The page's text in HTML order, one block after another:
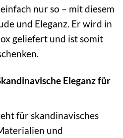
nur so – mit diesem
und Eleganz. Er wird in
geliefert und ist somit
Eleganz für
für skandinavisches
und